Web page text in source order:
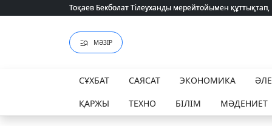
Тоқаев Бекболат Тілеуханды мерейтойымен
Тоқаев Бекболат Тілеуханды мерейтойымен
МӘЗІР
СҰХБАТ САЯСАТ ЭКОНОМИКА
ҚАРЖЫ
ТЕХНО БІЛІМ МӘДЕНИЕТ